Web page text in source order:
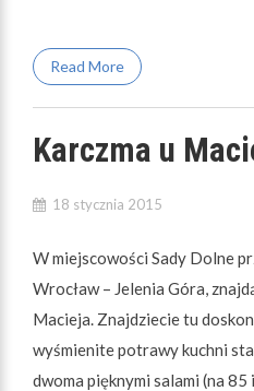
Read More
Karczma u
18 stycznia 2015
W miejscowości Sady Dolne
Wrocław – Jelenia Góra,
Macieja. Znajdziecie tu
wyśmienite potrawy kuchni
dwoma pięknymi salami (na